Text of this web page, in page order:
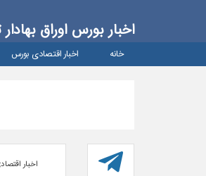
اخبار بورس اوراق بهادار
خانه اخبار اقتصادی بورس
اخبار